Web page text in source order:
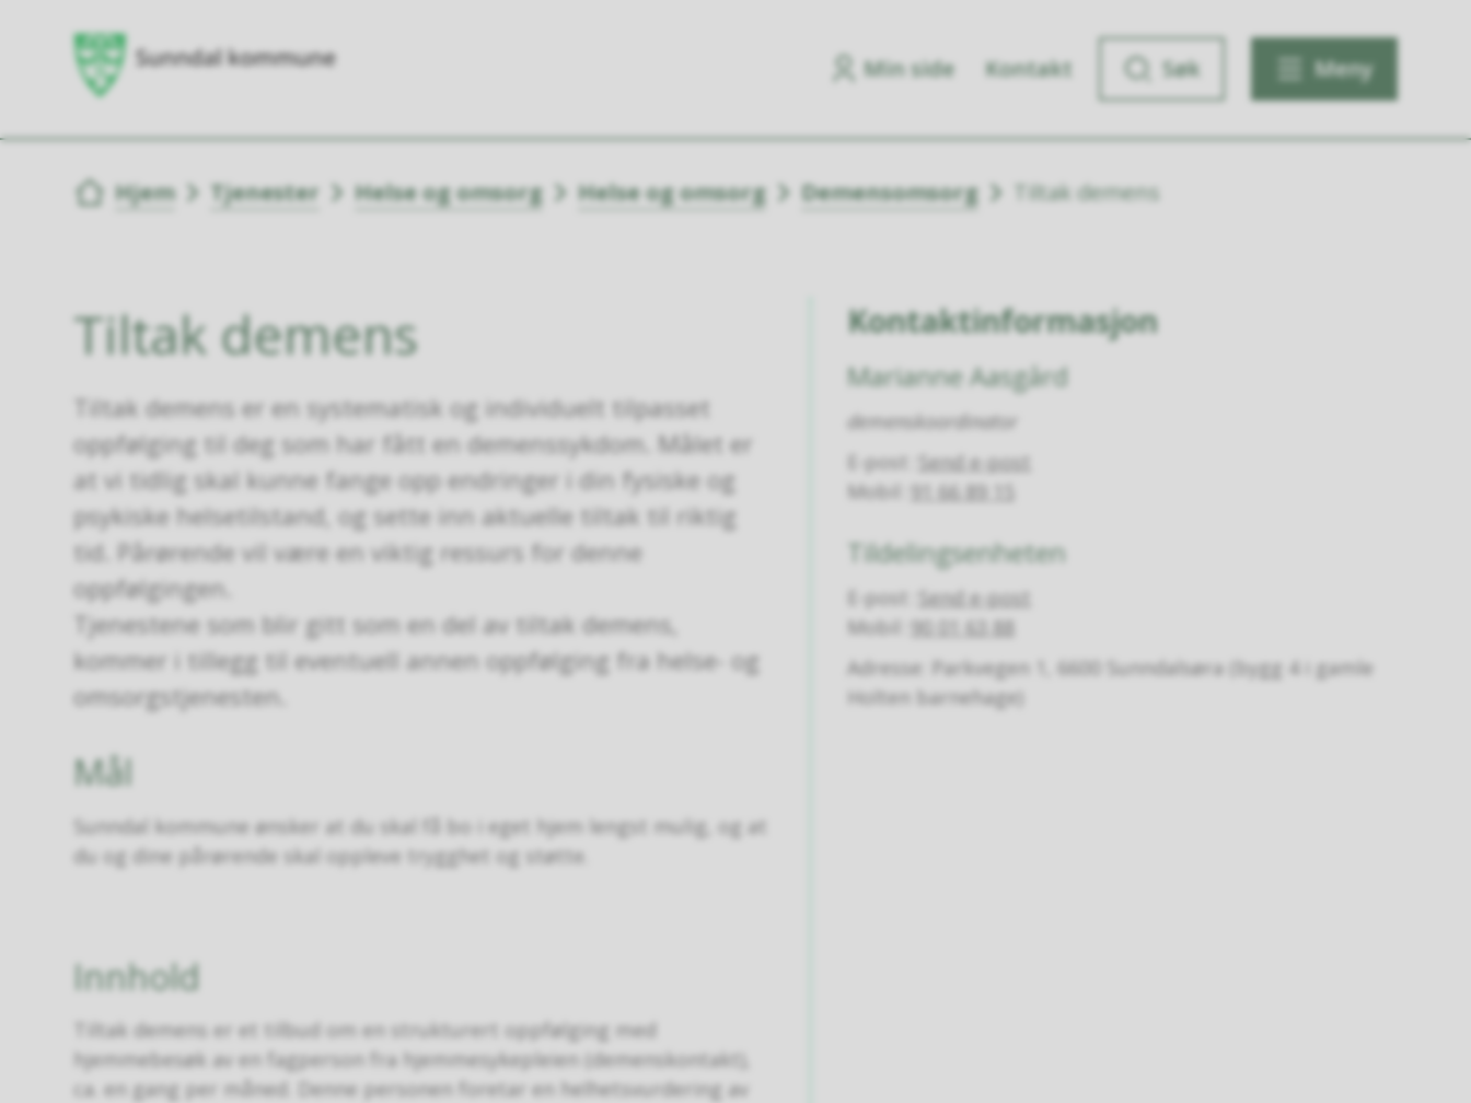
Min side Kontakt Søk Meny
Du er her:
Hjem Tjenester Helse og omsorg Helse og omsorg Demensomsorg Tiltak demens
Tiltak demens
Tiltak demens er en systematisk og individuelt tilpasset
oppfølging til deg som har fått en demenssykdom. Målet er
at vi tidlig skal kunne fange opp endringer i din fysiske og
psykiske helsetilstand, og sette inn aktuelle tiltak til riktig
tid. Pårørende vil være en viktig ressurs for denne
oppfølgingen.
Tjenestene som blir gitt som en del av tiltak demens,
kommer i tillegg til eventuell annen oppfølging fra helse- og
omsorgstjenesten.
Mål
Sunndal kommune ønsker at du skal få bo i eget hjem lengst mulig, og at
du og dine pårørende skal oppleve trygghet og støtte.
Innhold
Tiltak demens er et tilbud om en strukturert oppfølging med
hjemmebesøk av en fagperson fra hjemmesykepleien (demenskontakt),
ca. en gang per måned. Denne personen foretar en helhetsvurdering av
Kontaktinformasjon
Marianne Aasgård
demenskoordinator
E-post
Send e-post
Mobil
91 66 89 15
Tildelingsenheten
E-post
Send e-post
Mobil
90 01 63 88
Adresse: Parkvegen 1, 6600 Sunndalsøra (bygg 4 i gamle
Holten barnehage)